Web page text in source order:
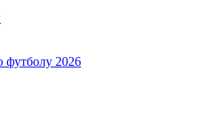
футболу 2026